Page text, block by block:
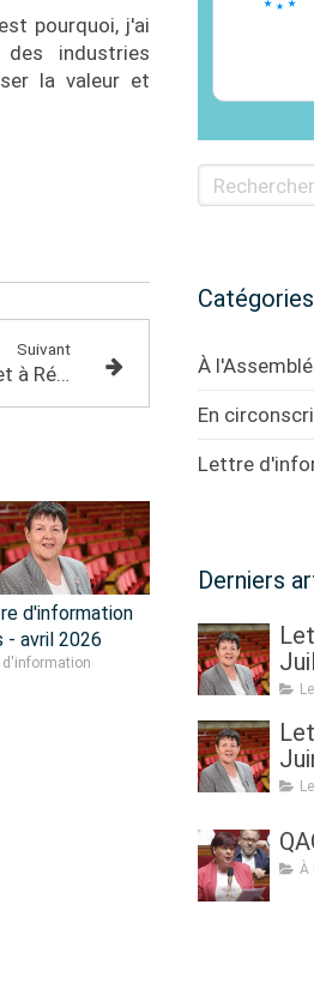
pourquoi, j'ai
des industries
la valeur et
Suivant
70 ans des autocars Le Net à Réguiny
d'information
- avril 2026
d'information
Rechercher
Catégories
À
En
Lettre
Derniers
À